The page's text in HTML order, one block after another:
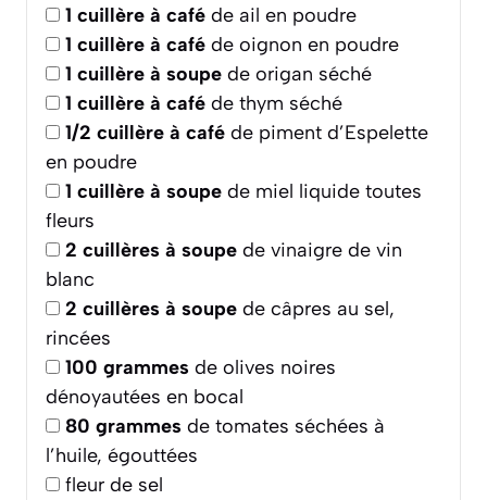
1 cuillère à café de ail en poudre
1 cuillère à café de oignon en poudre
1 cuillère à soupe de origan séché
1 cuillère à café de thym séché
1/2 cuillère à café de piment d’Espelette
en poudre
1 cuillère à soupe de miel liquide toutes
fleurs
2 cuillères à soupe de vinaigre de vin
blanc
2 cuillères à soupe de câpres au sel,
rincées
100 grammes de olives noires
dénoyautées en bocal
80 grammes de tomates séchées à
l’huile, égouttées
fleur de sel